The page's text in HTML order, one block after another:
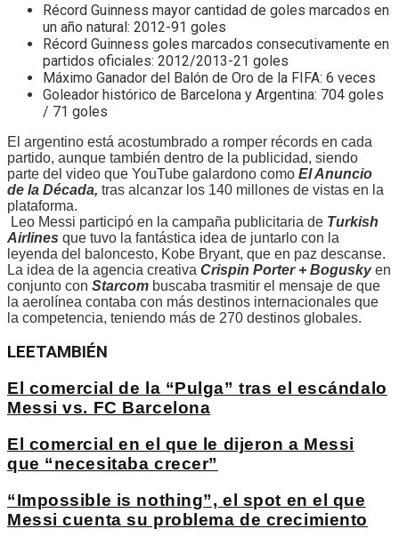
Récord Guinness mayor cantidad de goles marcados en
un año natural: 2012-91 goles
Récord Guinness goles marcados consecutivamente en
partidos oficiales: 2012/2013-21 goles
Máximo Ganador del Balón de Oro de la FIFA: 6 veces
Goleador histórico de Barcelona y Argentina: 704 goles
/ 71 goles
El argentino está acostumbrado a romper récords en cada
partido, aunque también dentro de la publicidad, siendo
parte del video que YouTube galardono como El Anuncio
de la Década, tras alcanzar los 140 millones de vistas en la
plataforma.
Leo Messi participó en la campaña publicitaria de Turkish
Airlines que tuvo la fantástica idea de juntarlo con la
leyenda del baloncesto, Kobe Bryant, que en paz descanse.
La idea de la agencia creativa Crispin Porter + Boguskyen
conjunto con Starcom buscaba trasmitir el mensaje de que
la aerolínea contaba con más destinos internacionales que
la competencia, teniendo más de 270 destinos globales.
LEETAMBIÉN
El comercial de la “Pulga” tras el escándalo
Messi vs. FC Barcelona
El comercial en el que le dijeron a Messi
que “necesitaba crecer”
“Impossible is nothing”, el spot en el que
Messi cuenta su problema de crecimiento